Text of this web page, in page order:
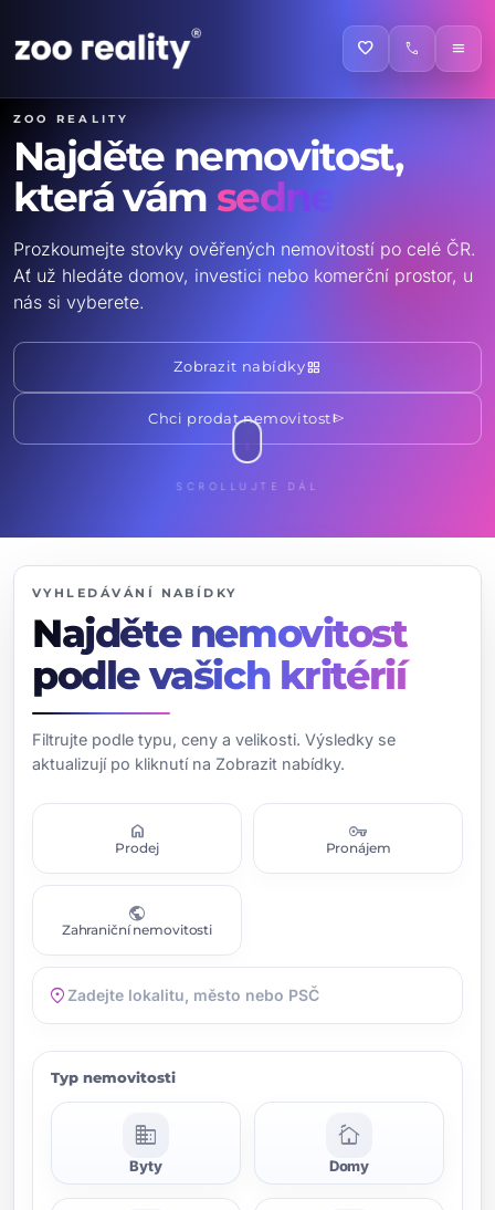
favorite call menu
ZOO reality
Najděte nemovitost,
která vám sedne
Prozkoumejte stovky ověřených nemovitostí po celé ČR.
Ať už hledáte domov, investici nebo komerční prostor, u
nás si vyberete.
Zobrazit nabídkygrid_view
Chci prodat nemovitostsend
SCROLLUJTE DÁL
VYHLEDÁVÁNÍ NABÍDKY
Najděte nemovitost
podle vašich kritérií
Filtrujte podle typu, ceny a velikosti. Výsledky se
aktualizují po kliknutí na Zobrazit nabídky.
home
Prodej
vpn_key
Pronájem
public
Zahraniční nemovitosti
location_on
Typ nemovitosti
domain
Byty
cottage
Domy